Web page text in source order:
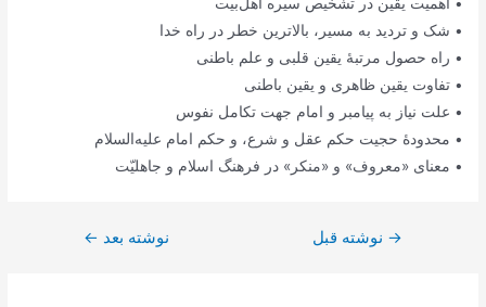
• شک و تردید به مسیر، بالاترین خطر در راه خدا
• راه حصول مرتبۀ یقین قلبی و علم باطنی
• تفاوت یقین ظاهری و یقین باطنی
• علت نیاز به پیامبر و امام جهت تکامل نفوس
• محدودۀ حجیت حکم عقل و شرع، و حکم امام علیه‌‌السلام
• معنای «معروف» و «منکر» در فرهنگ اسلام و جاهلیّت
راهبری
→ نوشته قبل نوشته بعد ←